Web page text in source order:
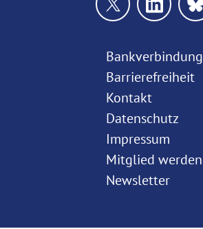
Bankverbindung
Barrierefreiheit
Kontakt
Datenschutz
Impressum
Mitglied werden
Newsletter